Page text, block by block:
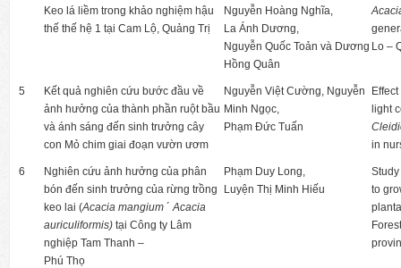
Keo lá liềm trong khảo nghiệm hậu
thế thế hệ 1 tại Cam Lộ, Quảng Trị
Nguyễn Hoàng Nghĩa,
La Ánh Dương,
Nguyễn Quốc Toản và Dương
Hồng Quân
Lo –
5
Kết quả nghiên cứu bước đầu về
ảnh hưởng của thành phần ruột bầu
và ánh sáng đến sinh trưởng cây
con Mỏ chim giai đoạn vườn ươm
Nguyễn Việt Cường, Nguyễn
Minh Ngọc,
Phạm Đức Tuấn
light
in
6
Nghiên cứu ảnh hưởng của phân
bón đến sinh trưởng của rừng trồng
keo lai (Acacia mangium ´Acacia
auriculiformis) tại Công ty Lâm
nghiệp Tam Thanh –
Phú Thọ
Phạm Duy Long,
Luyện Thị Minh Hiếu
to